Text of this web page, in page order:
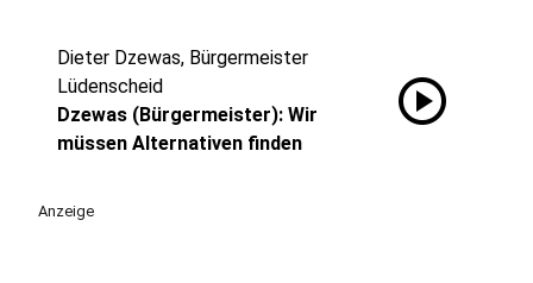
Dieter Dzewas, Bürgermeister
Lüdenscheid
Dzewas (Bürgermeister): Wir
müssen Alternativen finden
play_circle
Anzeige